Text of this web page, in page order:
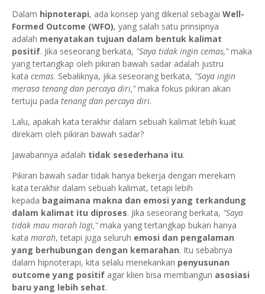
Dalam hipnoterapi, ada konsep yang dikenal sebagai Well-
Formed Outcome (WFO), yang salah satu prinsipnya
adalah menyatakan tujuan dalam bentuk kalimat
positif. Jika seseorang berkata, "Saya tidak ingin cemas,"maka
yang tertangkap oleh pikiran bawah sadar adalah justru
kata cemas. Sebaliknya, jika seseorang berkata, "Saya ingin
merasa tenang dan percaya diri,"maka fokus pikiran akan
tertuju pada tenang dan percaya diri.
Lalu, apakah kata terakhir dalam sebuah kalimat lebih kuat
direkam oleh pikiran bawah sadar?
Jawabannya adalah tidak sesederhana itu.
Pikiran bawah sadar tidak hanya bekerja dengan merekam
kata terakhir dalam sebuah kalimat, tetapi lebih
kepada bagaimana makna dan emosi yang terkandung
dalam kalimat itu diproses. Jika seseorang berkata, "Saya
tidak mau marah lagi,"maka yang tertangkap bukan hanya
kata marah, tetapi juga seluruh emosi dan pengalaman
yang berhubungan dengan kemarahan. Itu sebabnya
dalam hipnoterapi, kita selalu menekankan penyusunan
outcome yang positif agar klien bisa membangun asosiasi
baru yang lebih sehat.